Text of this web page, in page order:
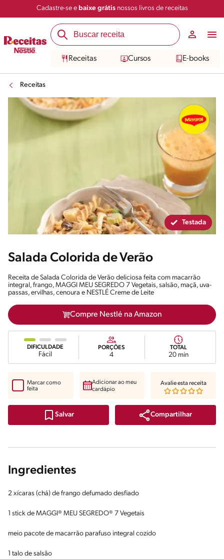
Cadastre-se e baixe grátisnossos livros de receitas
Receitas Cursos E-books
Receitas
Salvar Compartilhar
Testada
Salada Colorida de Verão
Receita de Salada Colorida de Verão deliciosa feita com macarrão
integral, frango, MAGGI MEU SEGREDO 7 Vegetais, salsão, maçã, uva-
passas, ervilhas, cenoura e NESTLÉ Creme de Leite
Compre Nestlé na Amazon
DIFICULDADE
Fácil
PORÇÕES
4
TOTAL
20 min
Salvar Compartilhar
Marcar como
feita
Adicionar ao meu
cardápio
Avalie esta receita
Ingredientes
2 xícaras (chá) de frango defumado desfiado
1 stick de MAGGI® MEU SEGREDO® 7 Vegetais
meio pacote de macarrão parafuso integral cozido
1 talo de salsão